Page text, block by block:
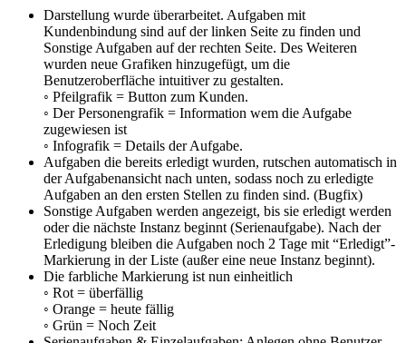
Darstellung wurde überarbeitet. Aufgaben mit
Kundenbindung sind auf der linken Seite zu finden und
Sonstige Aufgaben auf der rechten Seite. Des Weiteren
wurden neue Grafiken hinzugefügt, um die
Benutzeroberfläche intuitiver zu gestalten.
◦ Pfeilgrafik = Button zum Kunden.
◦ Der Personengrafik = Information wem die Aufgabe
zugewiesen ist
◦ Infografik = Details der Aufgabe.
Aufgaben die bereits erledigt wurden, rutschen automatisch in
der Aufgabenansicht nach unten, sodass noch zu erledigte
Aufgaben an den ersten Stellen zu finden sind. (Bugfix)
Sonstige Aufgaben werden angezeigt, bis sie erledigt werden
oder die nächste Instanz beginnt (Serienaufgabe). Nach der
Erledigung bleiben die Aufgaben noch 2 Tage mit “Erledigt”-
Markierung in der Liste (außer eine neue Instanz beginnt).
Die farbliche Markierung ist nun einheitlich
◦ Rot = überfällig
◦ Orange = heute fällig
◦ Grün = Noch Zeit